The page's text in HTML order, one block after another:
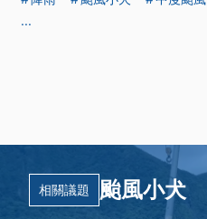
...
相關議題 颱風小犬